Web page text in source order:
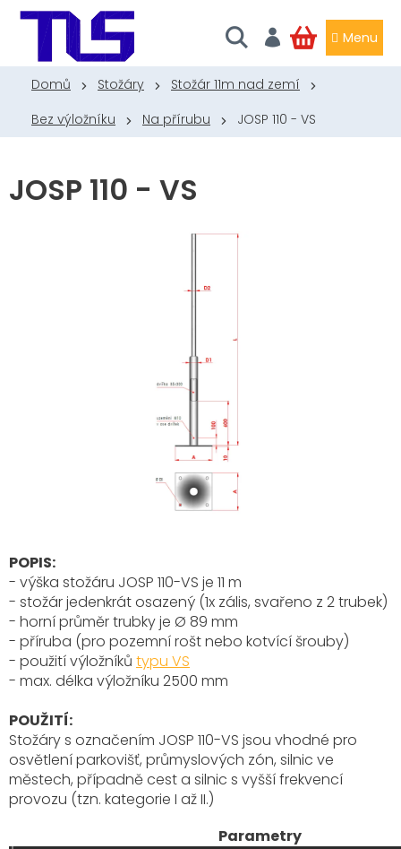
Přejít
NÁKUPNÍ
KOŠÍK
Domů Stožáry
Stožár 11m nad zemí
Bez výložníku
Na přírubu JOSP 110 - VS
JOSP 110 - VS
POPIS:
- výška stožáru JOSP 110-VS je 11 m
- stožár jedenkrát osazený (1x zális, svařeno z 2 trubek)
- horní průměr trubky je Ø 89 mm
- příruba (pro pozemní rošt nebo kotvící šrouby)
- použití výložníků typu VS
- max. délka výložníku 2500 mm
POUŽITÍ:
Stožáry s označením JOSP 110-VS jsou vhodné pro
osvětlení parkovišť, průmyslových zón, silnic ve
městech, případně cest a silnic s vyšší frekvencí
provozu (tzn. kategorie I až II.)
Parametry